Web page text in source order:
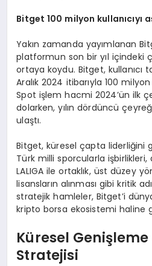
Bitget 100 milyon kullanıcıyı
Yakın zamanda yayımlanan
platformun son bir yıl içindeki
ortaya koydu. Bitget, kullanıcı
Aralık 2024 itibarıyla 100 milyon
Spot işlem hacmi 2024’ün ilk
dolarken, yılın dördüncü
ulaştı.
Bitget, küresel çapta liderliğini
Türk milli sporcularla
LALIGA ile ortaklık, üst düzey
lisansların alınması gibi kritik
stratejik hamleler, Bitget’i
kripto borsa ekosistemi haline
Küresel
Stratejisi